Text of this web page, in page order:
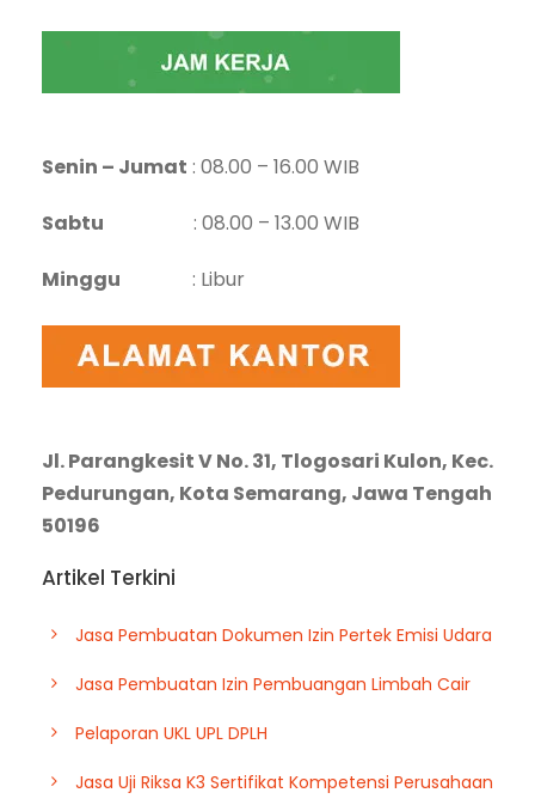
Senin – Jumat : 08.00 – 16.00 WIB
Sabtu : 08.00 – 13.00 WIB
Minggu : Libur
Jl. Parangkesit V No. 31, Tlogosari Kulon, Kec.
Pedurungan, Kota Semarang, Jawa Tengah
50196
Artikel Terkini
Jasa Pembuatan Dokumen Izin Pertek Emisi Udara
Jasa Pembuatan Izin Pembuangan Limbah Cair
Pelaporan UKL UPL DPLH
Jasa Uji Riksa K3 Sertifikat Kompetensi Perusahaan